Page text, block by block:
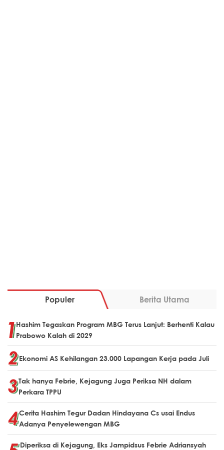
Populer Berita Utama
Hashim Tegaskan Program MBG Terus Lanjut: Berhenti Kalau
Prabowo Kalah di 2029
Ekonomi AS Kehilangan 23.000 Lapangan Kerja pada Juli
Tak hanya Febrie, Kejagung Juga Periksa NH dalam
Perkara TPPU
Cerita Hashim Tegur Dadan Hindayana Cs usai Endus
Adanya Penyelewengan MBG
Diperiksa di Kejagung, Eks Jampidsus Febrie Adriansyah